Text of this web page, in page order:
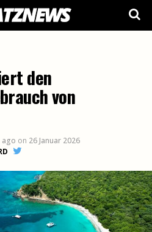
den
von
ago on 26 Januar 2026